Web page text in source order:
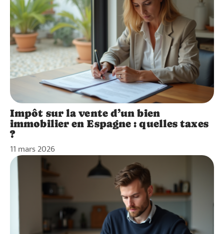
Impôt sur la vente d’un bien
immobilier en Espagne : quelles taxes
?
11 mars 2026